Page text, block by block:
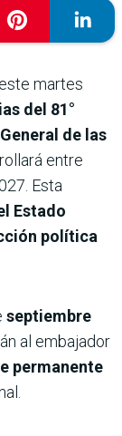
martes
del 81°
de las
entre
Esta
Estado
política
septiembre
al embajador
permanente